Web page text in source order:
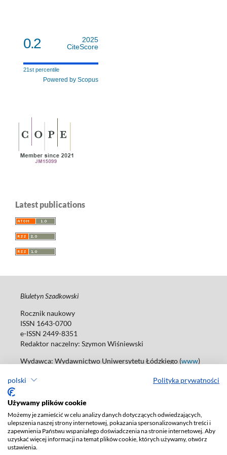
polski Polityka prywatności
Używamy plików cookie
Możemy je zamieścić w celu analizy danych dotyczących odwiedzających,
ulepszenia naszej strony internetowej, pokazania spersonalizowanych treści i
zapewnienia Państwu wspaniałego doświadczenia na stronie internetowej. Aby
uzyskać więcej informacji na temat plików cookie, których używamy, otwórz
ustawienia.
0.2
2025
CiteScore
21st percentile
Powered by Scopus
Latest publications
Biuletyn Szadkowski
Rocznik naukowy
ISSN 1643-0700
e-ISSN 2449-8351
Redaktor naczelny: Szymon Wiśniewski
Wydawca: Wydawnictwo Uniwersytetu Łódzkiego (www)
Tel.: 42 235 01 65, fax: 42 66 55 86
Deklaracja dostępności